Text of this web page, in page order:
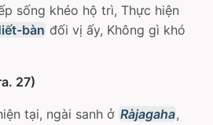
sống khéo hộ trì, Thực hiện
bàn đối vị ấy, Không gì khó
27)
tại, ngài sanh ở Ràjagaha,